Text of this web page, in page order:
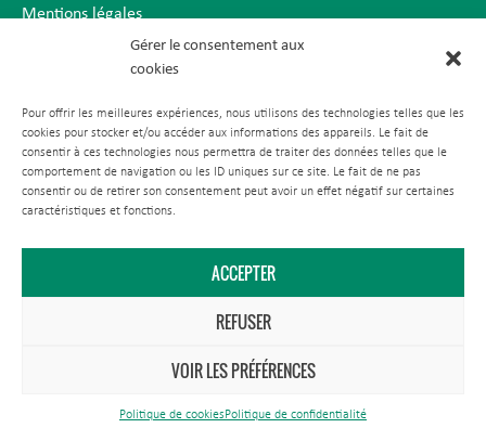
Gérer le consentement aux
cookies
Pour offrir les meilleures expériences, nous utilisons des technologies telles que les
cookies pour stocker et/ou accéder aux informations des appareils. Le fait de
consentir à ces technologies nous permettra de traiter des données telles que le
comportement de navigation ou les ID uniques sur ce site. Le fait de ne pas
consentir ou de retirer son consentement peut avoir un effet négatif sur certaines
caractéristiques et fonctions.
ACCEPTER
REFUSER
VOIR LES PRÉFÉRENCES
Politique de cookiesPolitique de confidentialité
Mentions légales
Réalisation BBcom